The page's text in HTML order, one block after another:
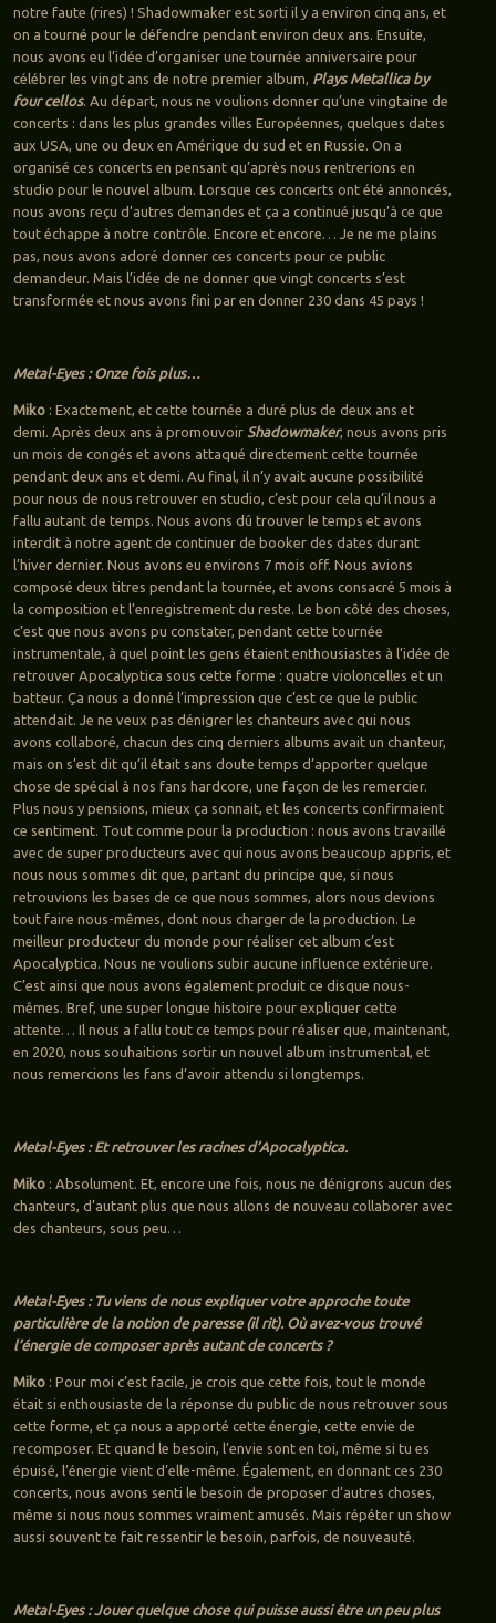
notre faute (rires) ! Shadowmaker est sorti il y a environ cinq ans, et
on a tourné pour le défendre pendant environ deux ans. Ensuite,
nous avons eu l’idée d’organiser une tournée anniversaire pour
célébrer les vingt ans de notre premier album, Plays Metallica by
four cellos. Au départ, nous ne voulions donner qu’une vingtaine de
concerts : dans les plus grandes villes Européennes, quelques dates
aux USA, une ou deux en Amérique du sud et en Russie. On a
organisé ces concerts en pensant qu’après nous rentrerions en
studio pour le nouvel album. Lorsque ces concerts ont été annoncés,
nous avons reçu d’autres demandes et ça a continué jusqu’à ce que
tout échappe à notre contrôle. Encore et encore… Je ne me plains
pas, nous avons adoré donner ces concerts pour ce public
demandeur. Mais l’idée de ne donner que vingt concerts s’est
transformée et nous avons fini par en donner 230 dans 45 pays !
Metal-Eyes : Onze fois plus…
Miko: Exactement, et cette tournée a duré plus de deux ans et
demi. Après deux ans à promouvoir Shadowmaker, nous avons pris
un mois de congés et avons attaqué directement cette tournée
pendant deux ans et demi. Au final, il n’y avait aucune possibilité
pour nous de nous retrouver en studio, c’est pour cela qu’il nous a
fallu autant de temps. Nous avons dû trouver le temps et avons
interdit à notre agent de continuer de booker des dates durant
l’hiver dernier. Nous avons eu environs 7 mois off. Nous avions
composé deux titres pendant la tournée, et avons consacré 5 mois à
la composition et l’enregistrement du reste. Le bon côté des choses,
c’est que nous avons pu constater, pendant cette tournée
instrumentale, à quel point les gens étaient enthousiastes à l’idée de
retrouver Apocalyptica sous cette forme : quatre violoncelles et un
batteur. Ça nous a donné l’impression que c’est ce que le public
attendait. Je ne veux pas dénigrer les chanteurs avec qui nous
avons collaboré, chacun des cinq derniers albums avait un chanteur,
mais on s’est dit qu’il était sans doute temps d’apporter quelque
chose de spécial à nos fans hardcore, une façon de les remercier.
Plus nous y pensions, mieux ça sonnait, et les concerts confirmaient
ce sentiment. Tout comme pour la production : nous avons travaillé
avec de super producteurs avec qui nous avons beaucoup appris, et
nous nous sommes dit que, partant du principe que, si nous
retrouvions les bases de ce que nous sommes, alors nous devions
tout faire nous-mêmes, dont nous charger de la production. Le
meilleur producteur du monde pour réaliser cet album c’est
Apocalyptica. Nous ne voulions subir aucune influence extérieure.
C’est ainsi que nous avons également produit ce disque nous-
mêmes. Bref, une super longue histoire pour expliquer cette
attente… Il nous a fallu tout ce temps pour réaliser que, maintenant,
en 2020, nous souhaitions sortir un nouvel album instrumental, et
nous remercions les fans d’avoir attendu si longtemps.
Metal-Eyes : Et retrouver les racines d’Apocalyptica.
Miko: Absolument. Et, encore une fois, nous ne dénigrons aucun des
chanteurs, d’autant plus que nous allons de nouveau collaborer avec
des chanteurs, sous peu…
Metal-Eyes : Tu viens de nous expliquer votre approche toute
particulière de la notion de paresse (il rit). Où avez-vous trouvé
l’énergie de composer après autant de concerts ?
Miko: Pour moi c’est facile, je crois que cette fois, tout le monde
était si enthousiaste de la réponse du public de nous retrouver sous
cette forme, et ça nous a apporté cette énergie, cette envie de
recomposer. Et quand le besoin, l’envie sont en toi, même si tu es
épuisé, l’énergie vient d’elle-même. Également, en donnant ces 230
concerts, nous avons senti le besoin de proposer d’autres choses,
même si nous nous sommes vraiment amusés. Mais répéter un show
aussi souvent te fait ressentir le besoin, parfois, de nouveauté.
Metal-Eyes : Jouer quelque chose qui puisse aussi être un peu plus